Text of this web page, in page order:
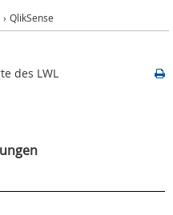
QlikSense
des LWL